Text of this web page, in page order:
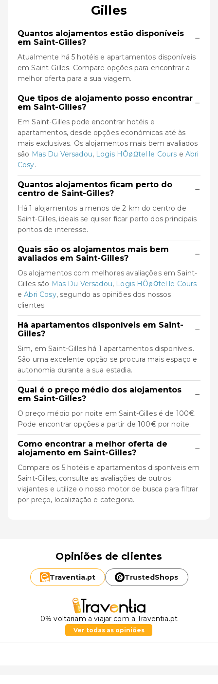
Gilles
Quantos alojamentos estão disponíveis
em Saint-Gilles?
−
Atualmente há 5 hotéis e apartamentos disponíveis
em Saint-Gilles. Compare opções para encontrar a
melhor oferta para a sua viagem.
Que tipos de alojamento posso encontrar
em Saint-Gilles?
−
Em Saint-Gilles pode encontrar hotéis e
apartamentos, desde opções económicas até às
mais exclusivas. Os alojamentos mais bem avaliados
são Mas Du Versadou, Logis HÔøΩtel le Cours e Abri
Cosy.
Quantos alojamentos ficam perto do
centro de Saint-Gilles?
−
Há 1 alojamentos a menos de 2 km do centro de
Saint-Gilles, ideais se quiser ficar perto dos principais
pontos de interesse.
Quais são os alojamentos mais bem
avaliados em Saint-Gilles?
−
Os alojamentos com melhores avaliações em Saint-
Gilles são Mas Du Versadou, Logis HÔøΩtel le Cours
eAbri Cosy, segundo as opiniões dos nossos
clientes.
Há apartamentos disponíveis em Saint-
Gilles?
−
Sim, em Saint-Gilles há 1 apartamentos disponíveis.
São uma excelente opção se procura mais espaço e
autonomia durante a sua estadia.
Qual é o preço médio dos alojamentos
em Saint-Gilles?
−
O preço médio por noite em Saint-Gilles é de 100€.
Pode encontrar opções a partir de 100€ por noite.
Como encontrar a melhor oferta de
alojamento em Saint-Gilles?
−
Compare os 5 hotéis e apartamentos disponíveis em
Saint-Gilles, consulte as avaliações de outros
viajantes e utilize o nosso motor de busca para filtrar
por preço, localização e categoria.
Opiniões de clientes
Traventia.pt TrustedShops
0% voltariam a viajar com a Traventia.pt
Ver todas as opiniões